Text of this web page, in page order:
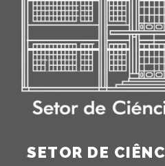
SETOR DE